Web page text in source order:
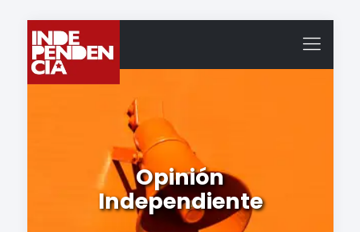
Opinión
Independiente